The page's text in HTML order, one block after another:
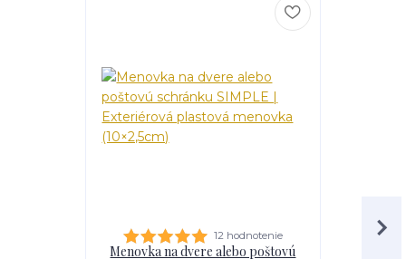
12 hodnotenie
Menovka na dvere alebo poštovú